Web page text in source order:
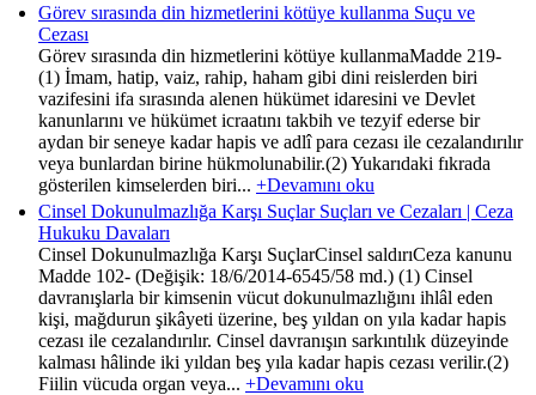
Görev sırasında din hizmetlerini kötüye kullanma Suçu ve
Cezası
Görev sırasında din hizmetlerini kötüye kullanmaMadde 219-
(1) İmam, hatip, vaiz, rahip, haham gibi dini reislerden biri
vazifesini ifa sırasında alenen hükümet idaresini ve Devlet
kanunlarını ve hükümet icraatını takbih ve tezyif ederse bir
aydan bir seneye kadar hapis ve adlî para cezası ile cezalandırılır
veya bunlardan birine hükmolunabilir.(2) Yukarıdaki fıkrada
gösterilen kimselerden biri... +Devamını oku
Cinsel Dokunulmazlığa Karşı Suçlar Suçları ve Cezaları | Ceza
Hukuku Davaları
Cinsel Dokunulmazlığa Karşı SuçlarCinsel saldırıCeza kanunu
Madde 102- (Değişik: 18/6/2014-6545/58 md.) (1) Cinsel
davranışlarla bir kimsenin vücut dokunulmazlığını ihlâl eden
kişi, mağdurun şikâyeti üzerine, beş yıldan on yıla kadar hapis
cezası ile cezalandırılır. Cinsel davranışın sarkıntılık düzeyinde
kalması hâlinde iki yıldan beş yıla kadar hapis cezası verilir.(2)
Fiilin vücuda organ veya... +Devamını oku